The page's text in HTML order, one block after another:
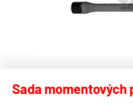
Sada momentových